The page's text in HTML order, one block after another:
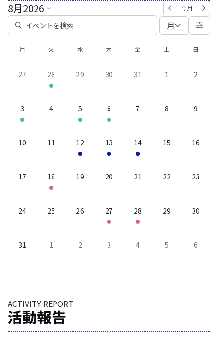
8月2026 今月
月
月 火 水 木 金 土 日
27 28 29 30 31 1 2
3 4 5 6 7 8 9
10 11 12 13 14 15 16
17 18 19 20 21 22 23
24 25 26 27 28 29 30
31 1 2 3 4 5 6
ACTIVITY REPORT
活動報告